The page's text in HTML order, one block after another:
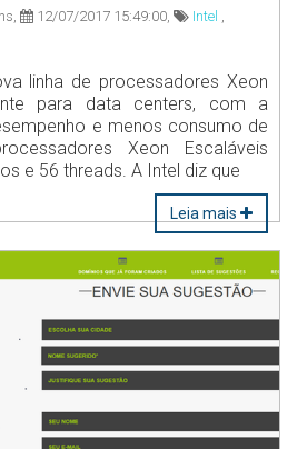
12/07/2017 15:49:00, Intel ,
linha de processadores Xeon
para data centers, com a
e menos consumo de
Xeon Escaláveis
e 56 threads. A Intel diz que
Leia mais